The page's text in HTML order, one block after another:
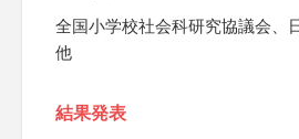
全国小学校社会科研究協議会、
他
結果発表